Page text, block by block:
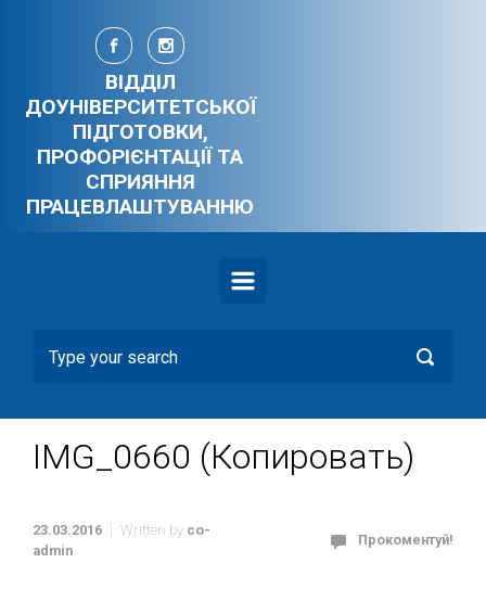
Skip to main content
ВІДДІЛ
ДОУНІВЕРСИТЕТСЬКОЇ
ПІДГОТОВКИ,
ПРОФОРІЄНТАЦІЇ ТА
СПРИЯННЯ
ПРАЦЕВЛАШТУВАННЮ
IMG_0660 (Копировать)
23.03.2016 Written by co-
admin
Прокоментуй!